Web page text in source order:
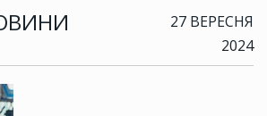
27 ВЕРЕСНЯ
2024